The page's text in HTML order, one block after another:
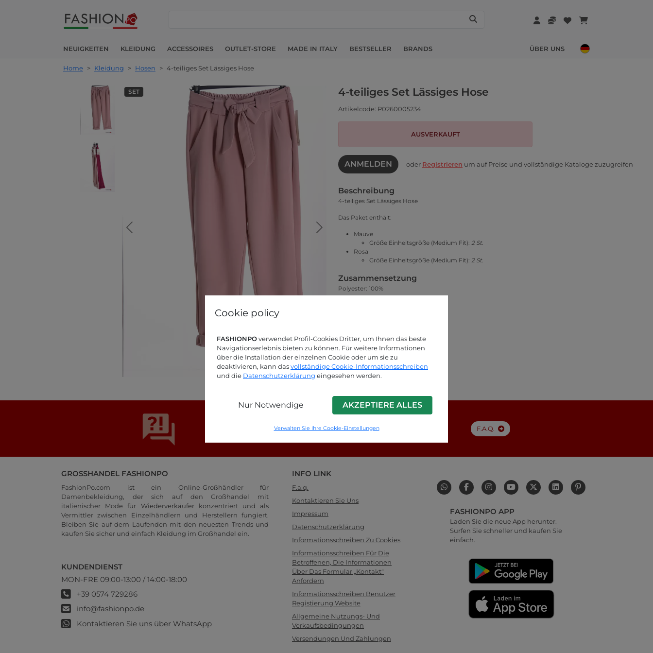
Cookie policy
FASHIONPOverwendet Profil-Cookies Dritter, um Ihnen das beste
Navigationserlebnis bieten zu können. Für weitere Informationen
über die Installation der einzelnen Cookie oder um sie zu
deaktivieren, kann dasvollständige Cookie-Informationsschreiben
und die Datenschutzerklärung eingesehen werden.
Nur Notwendige AKZEPTIERE ALLES
Verwalten Sie Ihre Cookie-Einstellungen
NEUIGKEITEN KLEIDUNG ACCESSOIRES OUTLET-STORE MADE IN ITALY BESTSELLER BRANDS ÜBER UNS
Home > Kleidung > Hosen > 4-teiliges Set Lässiges Hose
SET 4-teiliges Set Lässiges Hose
Artikelcode: P0260005234
AUSVERKAUFT
ANMELDEN oder Registrieren um auf Preise und vollständige Kataloge zuzugreifen
Beschreibung
4-teiliges Set Lässiges Hose
Das Paket enthält:
Mauve
Größe Einheitsgröße (Medium Fit): 2 St.
Rosa
Größe Einheitsgröße (Medium Fit): 2 St.
Zusammensetzung
Polyester: 100%
Kollektion
Frühjahr-Sommer
Größentabelle
F.A.Q.
GROSSHANDEL FASHIONPO
FashionPo.com ist ein Online-Großhändler für
Damenbekleidung, der sich auf den Großhandel mit
italienischer Mode für Wiederverkäufer konzentriert und als
Vermittler zwischen Einzelhändlern und Herstellern fungiert.
Bleiben Sie auf dem Laufenden mit den neuesten Trends und
kaufen Sie sicher und einfach Kleidung im Großhandel ein.
KUNDENDIENST
MON-FRE 09:00-13:00 / 14:00-18:00
+39 0574 729286
info@fashionpo.de
Kontaktieren Sie uns über WhatsApp
INFO LINK
F.a.q.
Kontaktieren Sie Uns
Impressum
Datenschutzerklärung
Informationsschreiben Zu Cookies
Informationsschreiben Für Die
Betroffenen, Die Informationen
Über Das Formular „Kontakt“
Anfordern
Informationsschreiben Benutzer
Registierung Website
Allgemeine Nutzungs- Und
Verkaufsbedingungen
Versendungen Und Zahlungen
FASHIONPO APP
Laden Sie die neue App herunter.
Surfen Sie schneller und kaufen Sie
einfach.